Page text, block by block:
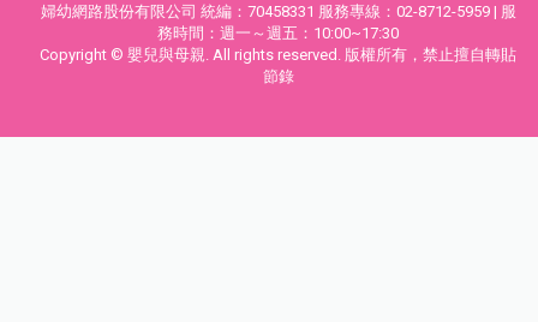
婦幼網路股份有限公司 統編：70458331 服務專線：02-8712-5959 | 服
務時間：週一～週五：10:00~17:30
Copyright © 嬰兒與母親. All rights reserved. 版權所有，禁止擅自轉貼
節錄